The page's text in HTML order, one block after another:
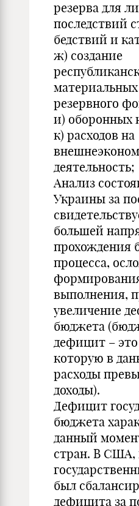
резерва для
последствий
бедствий и
ж) создание
резервного
и) оборонных
к) расходов на
деятельность;
Анализ
Украины за
большей
прохождения
процесса,
выполнения,
увеличение
бюджета
дефицит –
которую в
расходы
доходы).
Дефицит
бюджета
данный
стран. В США,
был
дефицита за